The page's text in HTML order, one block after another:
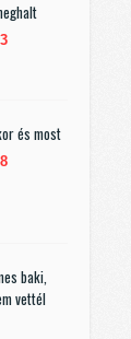
és most
baki,
vettél